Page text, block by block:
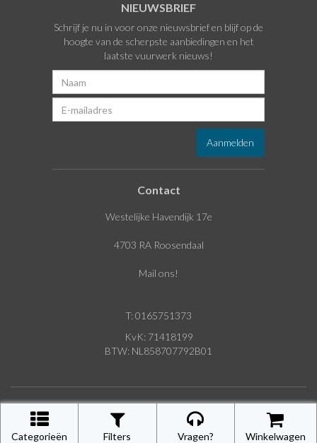
NIEUWSBRIEF
Schrijf je nu in voor onze nieuwsbrief en blijf op de
hoogte van de scherpste aanbiedingen en het
laatste vuurwerk nieuws!
Contact
Westelijke Havendijk 17e
4703 RA Roosendaal
Mail ons!
T: 0165751373
KvK: 71418199
BTW: NL858707792B01
website door SEDNA.software | © 2026 Vesta Group B.V.
Categorieën Filters Vragen? Winkelwagen